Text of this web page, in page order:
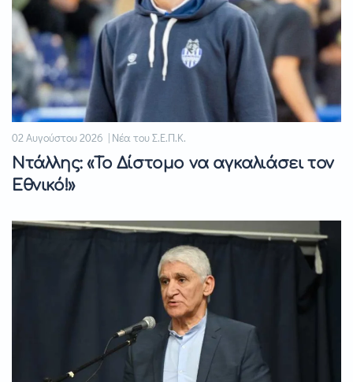
02 Αυγούστου 2026 | Νέα του Σ.Ε.Π.Κ.
Ντάλλης: «Το Δίστομο να αγκαλιάσει τον
Εθνικό!»